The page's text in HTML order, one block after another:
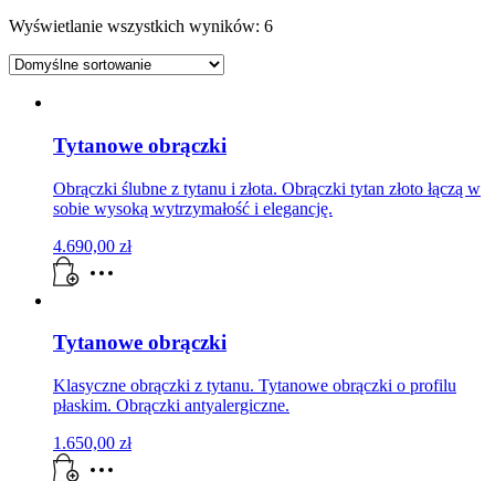
Wyświetlanie wszystkich wyników: 6
Tytanowe obrączki
Obrączki ślubne z tytanu i złota. Obrączki tytan złoto łączą w
sobie wysoką wytrzymałość i elegancję.
4.690,00 zł
Tytanowe obrączki
Klasyczne obrączki z tytanu. Tytanowe obrączki o profilu
płaskim. Obrączki antyalergiczne.
1.650,00 zł